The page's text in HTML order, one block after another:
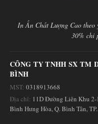
In Ấn Chất Lượng Cao theo
30% chi
CÔNG TY TNHH SX TM
BÌNH
MST: 0318913668
Địa chỉ: 11D Đường Liên Khu 2-
Bình Hưng Hòa, Q. Bình Tân,